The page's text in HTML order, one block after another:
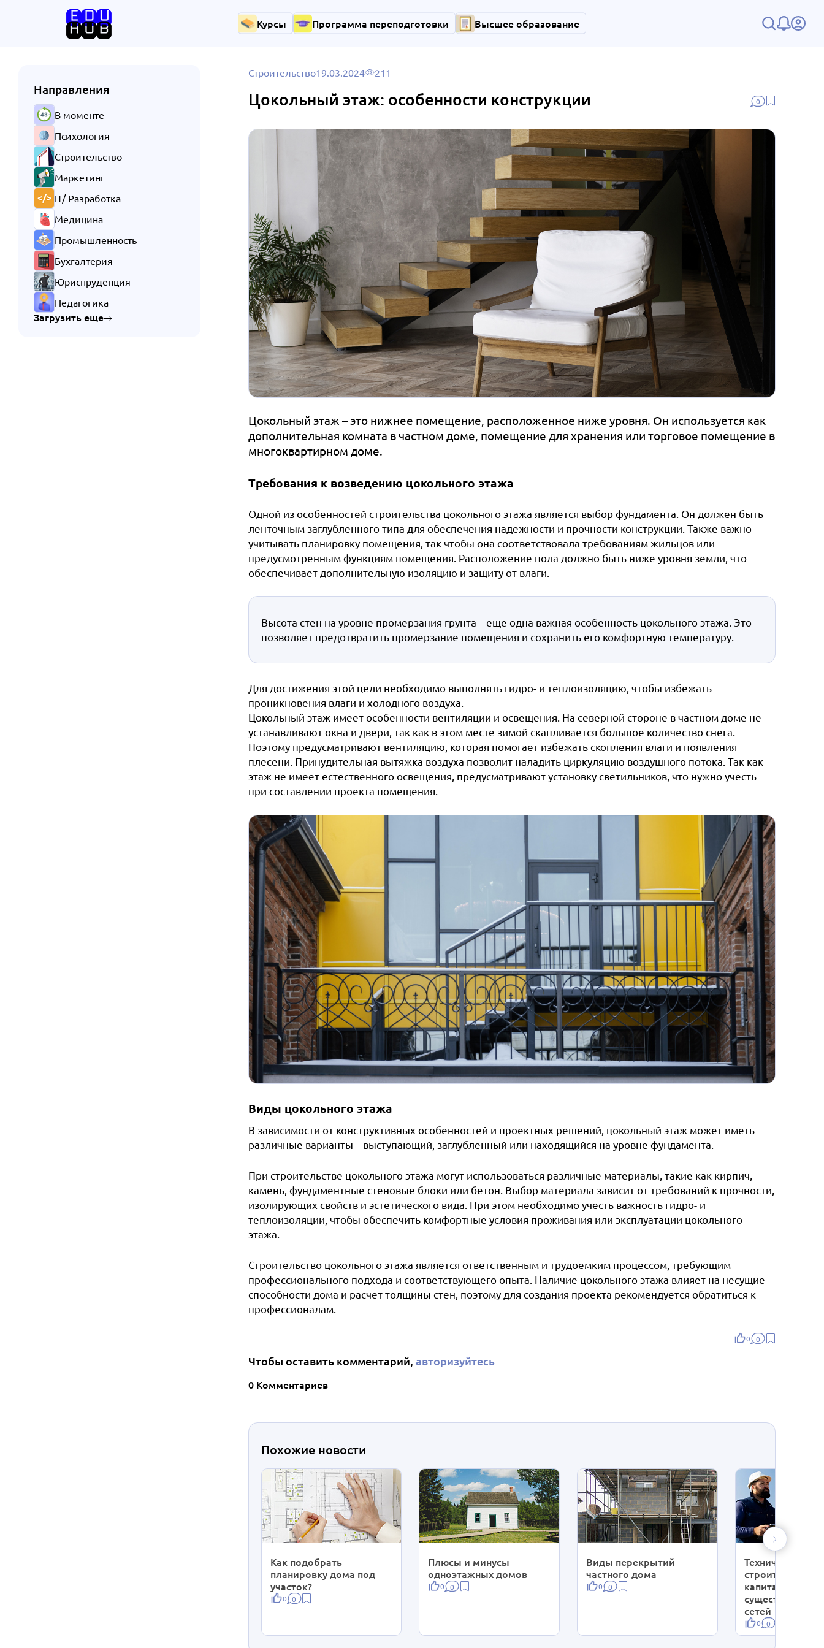
Курсы Программа переподготовки Высшее образование
Направления
В моменте
Психология
Строительство
Маркетинг
IT/ Разработка
Медицина
Промышленность
Бухгалтерия
Юриспруденция
Педагогика
Загрузить еще
0
Строительство19.03.2024 211
Цокольный этаж: особенности конструкции
Цокольный этаж – это нижнее помещение, расположенное ниже уровня. Он используется как
дополнительная комната в частном доме, помещение для хранения или торговое помещение в
многоквартирном доме.
Требования к возведению цокольного этажа
Одной из особенностей строительства цокольного этажа является выбор фундамента. Он должен быть
ленточным заглубленного типа для обеспечения надежности и прочности конструкции. Также важно
учитывать планировку помещения, так чтобы она соответствовала требованиям жильцов или
предусмотренным функциям помещения. Расположение пола должно быть ниже уровня земли, что
обеспечивает дополнительную изоляцию и защиту от влаги.
Высота стен на уровне промерзания грунта – еще одна важная особенность цокольного этажа. Это
позволяет предотвратить промерзание помещения и сохранить его комфортную температуру.
Для достижения этой цели необходимо выполнять гидро- и теплоизоляцию, чтобы избежать
проникновения влаги и холодного воздуха.
Цокольный этаж имеет особенности вентиляции и освещения. На северной стороне в частном доме не
устанавливают окна и двери, так как в этом месте зимой скапливается большое количество снега.
Поэтому предусматривают вентиляцию, которая помогает избежать скопления влаги и появления
плесени. Принудительная вытяжка воздуха позволит наладить циркуляцию воздушного потока. Так как
этаж не имеет естественного освещения, предусматривают установку светильников, что нужно учесть
при составлении проекта помещения.
Виды цокольного этажа
В зависимости от конструктивных особенностей и проектных решений, цокольный этаж может иметь
различные варианты – выступающий, заглубленный или находящийся на уровне фундамента.
При строительстве цокольного этажа могут использоваться различные материалы, такие как кирпич,
камень, фундаментные стеновые блоки или бетон. Выбор материала зависит от требований к прочности,
изолирующих свойств и эстетического вида. При этом необходимо учесть важность гидро- и
теплоизоляции, чтобы обеспечить комфортные условия проживания или эксплуатации цокольного
этажа.
Строительство цокольного этажа является ответственным и трудоемким процессом, требующим
профессионального подхода и соответствующего опыта. Наличие цокольного этажа влияет на несущие
способности дома и расчет толщины стен, поэтому для создания проекта рекомендуется обратиться к
профессионалам.
0 0
Чтобы оставить комментарий, авторизуйтесь
0 Комментариев
Похожие новости
Как подобрать
планировку дома под
участок?
0 0
Плюсы и минусы
одноэтажных домов
0 0
Виды перекрытий
частного дома
0 0
Технический
капитальный
существующих
сетей
0 0